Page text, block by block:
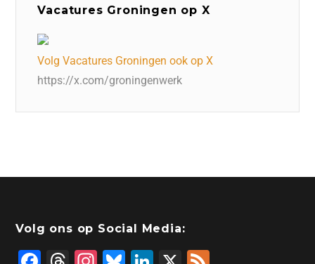
Vacatures Groningen op X
Volg Vacatures Groningen ook op X
https://x.com/groningenwerk
Volg ons op Social Media: